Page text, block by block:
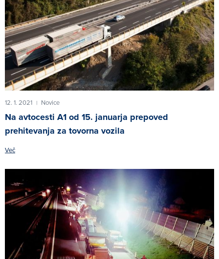
12. 1. 2021 | Novice
Na avtocesti A1 od 15. januarja prepoved
prehitevanja za tovorna vozila
Več